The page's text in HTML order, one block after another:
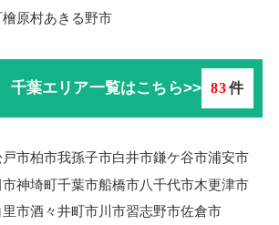
檜原村あきる野市
千葉エリア一覧はこちら>> 83件
戸市柏市我孫子市白井市鎌ケ谷市浦安市
市神埼町千葉市船橋市八千代市木更津市
里市酒々井町市川市習志野市佐倉市